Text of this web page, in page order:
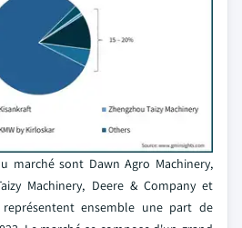
marché sont Dawn Agro Machinery,
Machinery, Deere & Company et
ensemble une part de